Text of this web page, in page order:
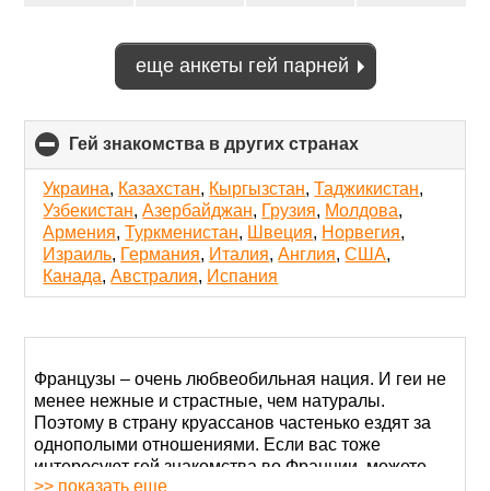
еще анкеты гей парней
Гей знакомства в других странах
to
collapse
contents
Украина, Казахстан, Кыргызстан,Таджикистан,
Узбекистан,Азербайджан, Грузия, Молдова,
Армения,Туркменистан, Швеция, Норвегия,
Израиль, Германия, Италия,Англия,США,
Канада,Австралия, Испания
Французы – очень любвеобильная нация. И геи не
менее нежные и страстные, чем натуралы.
Поэтому в страну круассанов частенько ездят за
однополыми отношениями. Если вас тоже
интересуют гей знакомства во Франции, можете
>> показать еще